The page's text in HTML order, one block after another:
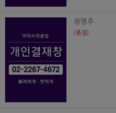
정영주
(품절)